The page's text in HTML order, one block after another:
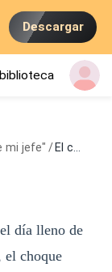
Descargar
mi jefe" / El caos
día lleno de
el choque